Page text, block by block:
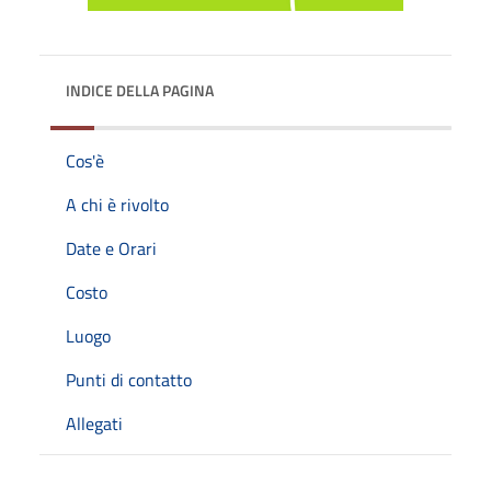
INDICE DELLA PAGINA
Cos'è
A chi è rivolto
Date e Orari
Costo
Luogo
Punti di contatto
Allegati